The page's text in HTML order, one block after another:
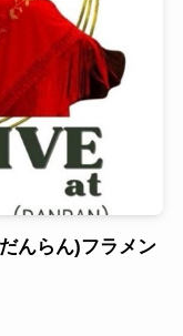
んらん)フラメン